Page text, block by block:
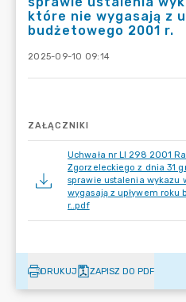
które nie wygasają z
budżetowego 2001 r.
2025-09-10 09:14
ZAŁĄCZNIKI
Uchwała nr LI 298 2001
Zgorzeleckiego z dnia 31
sprawie ustalenia wykazu
wygasają z upływem roku
r..pdf
DRUKUJ ZAPISZ DO PDF